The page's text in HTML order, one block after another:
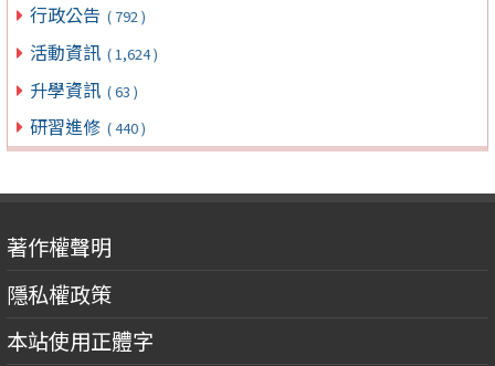
行政公告 ( 792 )
活動資訊 ( 1,624 )
升學資訊 ( 63 )
研習進修 ( 440 )
著作權聲明
隱私權政策
本站使用正體字